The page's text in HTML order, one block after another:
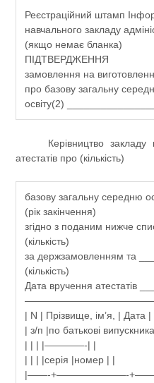
Реєстраційний штамп
навчального закладу
(якщо немає бланка)
ПІДТВЕРДЖЕННЯ
замовлення на
про базову загальну
освіту(2)
Керівництво закладу
атестатів про (кількість)
базову загальну середню
(рік закінчення)
згідно з поданим нижче
(кількість)
за держзамовленням та
(кількість)
Дата вручення атестатів
| N | Прізвище, ім’я, | Дата
| з/п |по батькові
| | | |————-| |
| | | |серія |номер | |
|——-+———————-